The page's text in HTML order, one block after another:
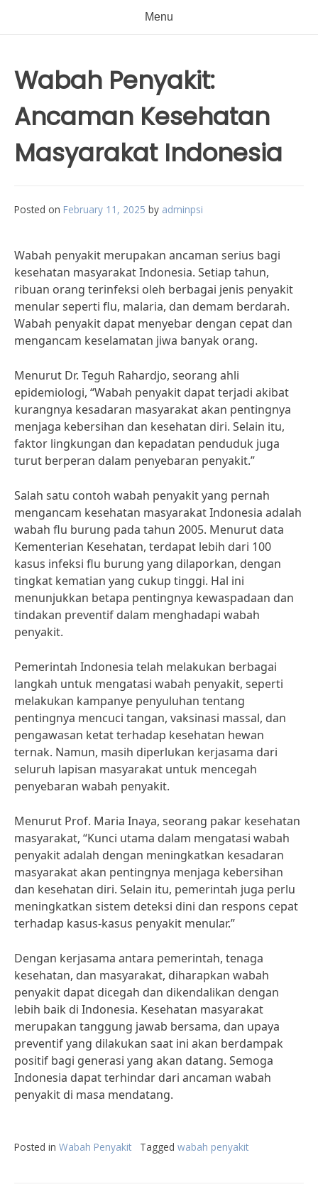
Menu
Wabah Penyakit:
Ancaman Kesehatan
Masyarakat Indonesia
Posted on February 11, 2025 by adminpsi
Wabah penyakit merupakan ancaman serius bagi
kesehatan masyarakat Indonesia. Setiap tahun,
ribuan orang terinfeksi oleh berbagai jenis penyakit
menular seperti flu, malaria, dan demam berdarah.
Wabah penyakit dapat menyebar dengan cepat dan
mengancam keselamatan jiwa banyak orang.
Menurut Dr. Teguh Rahardjo, seorang ahli
epidemiologi, “Wabah penyakit dapat terjadi akibat
kurangnya kesadaran masyarakat akan pentingnya
menjaga kebersihan dan kesehatan diri. Selain itu,
faktor lingkungan dan kepadatan penduduk juga
turut berperan dalam penyebaran penyakit.”
Salah satu contoh wabah penyakit yang pernah
mengancam kesehatan masyarakat Indonesia adalah
wabah flu burung pada tahun 2005. Menurut data
Kementerian Kesehatan, terdapat lebih dari 100
kasus infeksi flu burung yang dilaporkan, dengan
tingkat kematian yang cukup tinggi. Hal ini
menunjukkan betapa pentingnya kewaspadaan dan
tindakan preventif dalam menghadapi wabah
penyakit.
Pemerintah Indonesia telah melakukan berbagai
langkah untuk mengatasi wabah penyakit, seperti
melakukan kampanye penyuluhan tentang
pentingnya mencuci tangan, vaksinasi massal, dan
pengawasan ketat terhadap kesehatan hewan
ternak. Namun, masih diperlukan kerjasama dari
seluruh lapisan masyarakat untuk mencegah
penyebaran wabah penyakit.
Menurut Prof. Maria Inaya, seorang pakar kesehatan
masyarakat, “Kunci utama dalam mengatasi wabah
penyakit adalah dengan meningkatkan kesadaran
masyarakat akan pentingnya menjaga kebersihan
dan kesehatan diri. Selain itu, pemerintah juga perlu
meningkatkan sistem deteksi dini dan respons cepat
terhadap kasus-kasus penyakit menular.”
Dengan kerjasama antara pemerintah, tenaga
kesehatan, dan masyarakat, diharapkan wabah
penyakit dapat dicegah dan dikendalikan dengan
lebih baik di Indonesia. Kesehatan masyarakat
merupakan tanggung jawab bersama, dan upaya
preventif yang dilakukan saat ini akan berdampak
positif bagi generasi yang akan datang. Semoga
Indonesia dapat terhindar dari ancaman wabah
penyakit di masa mendatang.
Posted in Wabah Penyakit Tagged wabah penyakit